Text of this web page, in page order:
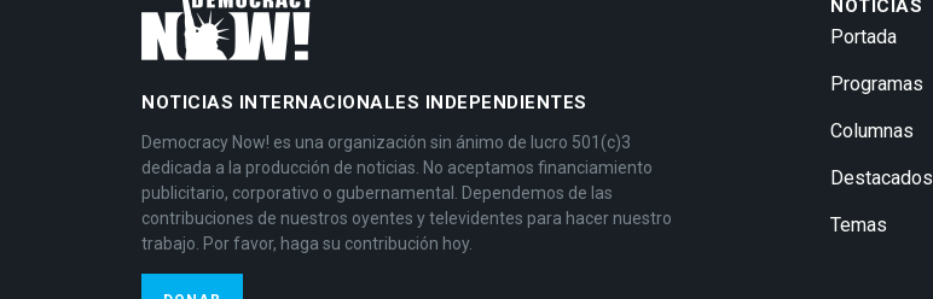
NOTICIAS INTERNACIONALES INDEPENDIENTES
Democracy Now! es una organización sin ánimo de lucro 501(c)3
dedicada a la producción de noticias. No aceptamos financiamiento
publicitario, corporativo o gubernamental. Dependemos de las
contribuciones de nuestros oyentes y televidentes para hacer nuestro
trabajo. Por favor, haga su contribución hoy.
NOTICIAS
Portada
Programas
Columnas
Destacados
Temas